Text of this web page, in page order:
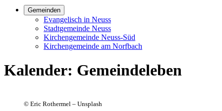
Gemeinden
Evangelisch in Neuss
Stadtgemeinde Neuss
Kirchengemeinde Neuss-Süd
Kirchengemeinde am Norfbach
Kalender: Gemeindeleben
© Eric Rothermel – Unsplash